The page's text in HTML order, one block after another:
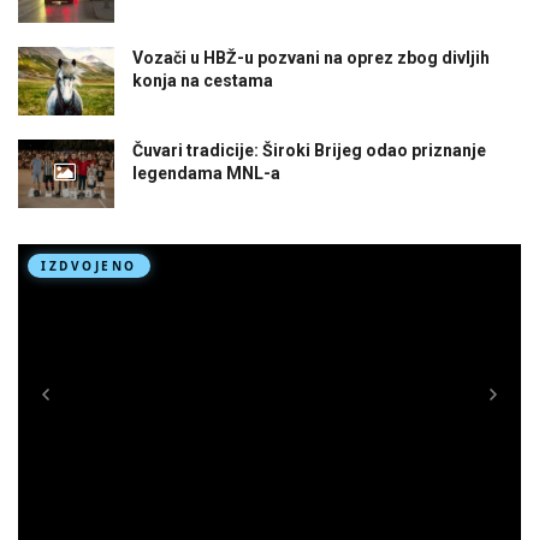
Vozači u HBŽ-u pozvani na oprez zbog divljih
konja na cestama
Čuvari tradicije: Široki Brijeg odao priznanje
legendama MNL-a